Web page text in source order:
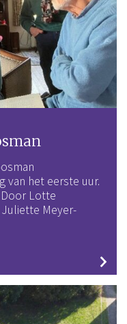
van het eerste uur.
Lotte
Meyer-